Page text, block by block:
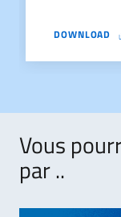
DOWNLOAD
BANDO MAECI
Vous
par ..